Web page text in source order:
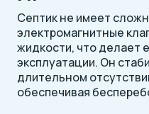
Септик не имеет
электромагнитные
жидкости, что делает
эксплуатации. Он
длительном
обеспечивая